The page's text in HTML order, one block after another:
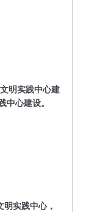
明实践中心建
中心建设。
实践中心，